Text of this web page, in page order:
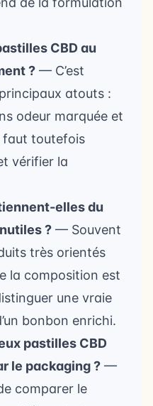
CBD au
? — C’est
atouts :
odeur marquée et
faut toutefois
vérifier la
elles du
? — Souvent
très orientés
la composition est
une vraie
bonbon enrichi.
pastilles CBD
le packaging ? —
comparer le